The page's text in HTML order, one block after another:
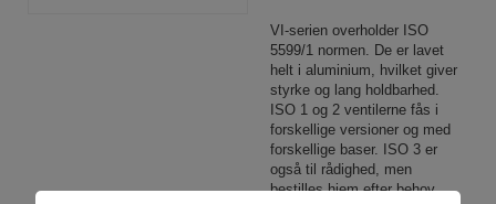
VI-serien overholder ISO
5599/1 normen. De er lavet
helt i aluminium, hvilket giver
styrke og lang holdbarhed.
ISO 1 og 2 ventilerne fås i
forskellige versioner og med
forskellige baser. ISO 3 er
også til rådighed, men
bestilles hjem efter behov.